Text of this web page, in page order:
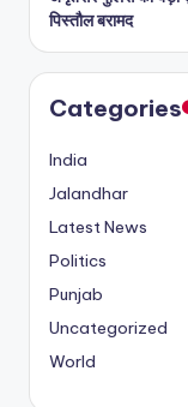
पिस्तौल बरामद
Categories
India
Jalandhar
Latest News
Politics
Punjab
Uncategorized
World